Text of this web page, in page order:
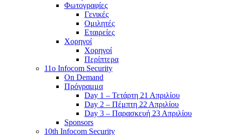
Φωτογραφίες
Γενικές
Ομιλητές
Εταιρείες
Χορηγοί
Χορηγοί
Περίπτερα
11o Infocom Security
On Demand
Πρόγραμμα
Day 1 – Τετάρτη 21 Απριλίου
Day 2 – Πέμπτη 22 Απριλίου
Day 3 – Παρασκευή 23 Απριλίου
Sponsors
10th Infocom Security